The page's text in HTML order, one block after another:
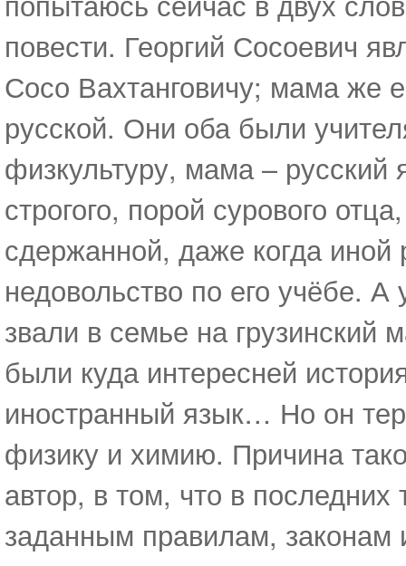
повести. Георгий Сосоевич
Сосо Вахтанговичу; мама же
русской. Они оба были
физкультуру, мама – русский
строгого, порой сурового
сдержанной, даже когда
недовольство по его учёбе. А
звали в семье на
были куда интересней
иностранный язык… Но он
физику и химию. Причина
автор, в том, что в
заданным правилам,